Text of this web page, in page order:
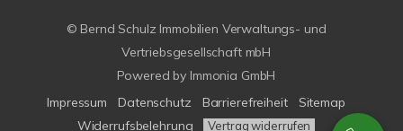
© Bernd Schulz Immobilien Verwaltungs- und
Vertriebsgesellschaft mbH
Powered by Immonia GmbH
Impressum
Datenschutz Barrierefreiheit
Sitemap
Widerrufsbelehrung
Vertrag widerrufen